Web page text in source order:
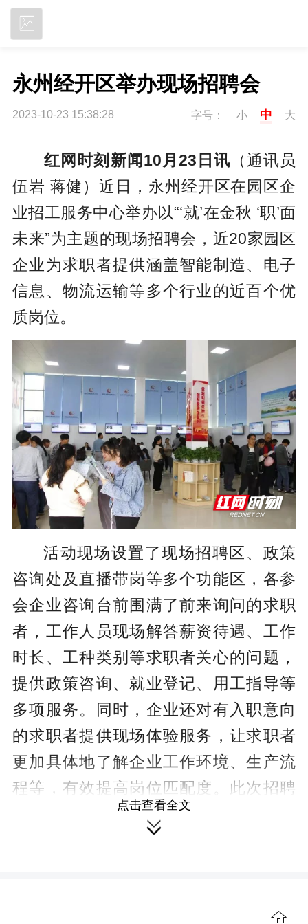
永州经开区举办现场招聘会
2023-10-23 15:38:28 字号： 小 中 大
红网时刻新闻10月23日讯 （通讯员
伍岩 蒋健）近日，永州经开区在园区企
业招工服务中心举办以“‘就’在金秋 ‘职’面
未来”为主题的现场招聘会，近20家园区
企业为求职者提供涵盖智能制造、电子
信息、物流运输等多个行业的近百个优
质岗位。
活动现场设置了现场招聘区、政策
咨询处及直播带岗等多个功能区，各参
会企业咨询台前围满了前来询问的求职
者，工作人员现场解答薪资待遇、工作
时长、工种类别等求职者关心的问题，
提供政策咨询、就业登记、用工指导等
多项服务。同时，企业还对有入职意向
的求职者提供现场体验服务，让求职者
更加具体地了解企业工作环境、生产流
程等，有效提高岗位匹配度。此次招聘
会共有300余位求职者到场咨询，达成初
步意向80余人，招聘会直播带岗观看人
点击查看全文
